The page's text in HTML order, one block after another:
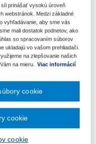
s osobitným
samostatné stavebné
na výkon remeselných
oprávnenie v
stavieb“, resp.
nepostačujúce a
živnostenským
je uchádzač oprávnený,
č. 5841-6000/2020-
prinášať vysokú úroveň
webstránok. Medzi základné
vyhľadávanie, aby sme vás
mali dostatok podnetov, ako
so spracovaním súborov
ukladajú vo vašom prehliadači.
na zlepšovanie našich
na mieru. Viac informácií
cookie
cookie
cookie